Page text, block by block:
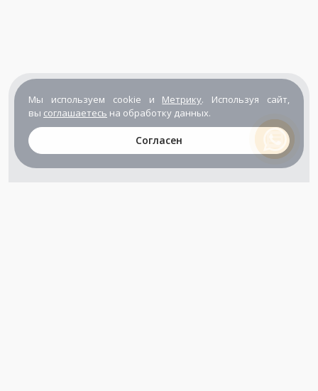
Мы используем cookie и Метрику. Используя сайт,
вы соглашаетесь на обработку данных.
Согласен